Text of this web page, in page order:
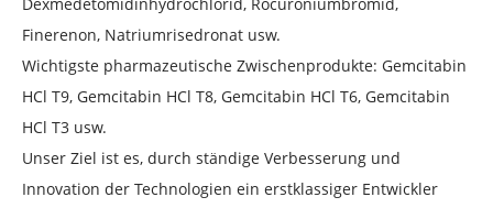
Finerenon, Natriumrisedronat usw.
Wichtigste pharmazeutische Zwischenprodukte: Gemcitabin
HCl T9, Gemcitabin HCl T8, Gemcitabin HCl T6, Gemcitabin
HCl T3 usw.
Unser Ziel ist es, durch ständige Verbesserung und
Innovation der Technologien ein erstklassiger Entwickler